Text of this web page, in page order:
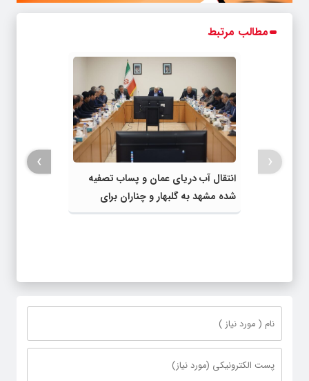
مطالب مرتبط
انتقال آب دریای عمان و پساب تصفیه
شده مشهد به گلبهار و چناران برای
مصارف صنعتی و کشاورزی | لزوم تسریع
‹
›